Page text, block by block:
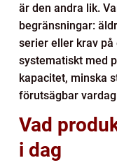
är den andra lik.
begränsningar:
serier eller krav på
systematiskt med
kapacitet, minska
förutsägbar
Vad
i dag